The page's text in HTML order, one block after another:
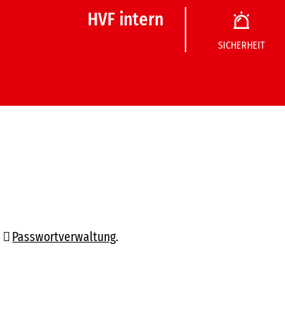
HVF intern
SICHERHEIT
Passwortverwaltung.